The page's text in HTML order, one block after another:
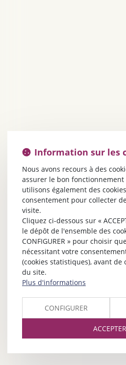
Information sur les
Nous avons recours à des
assurer le bon fonctionnement
utilisons également des
consentement pour collecter
visite.
Cliquez ci-dessous sur «
le dépôt de l'ensemble des
CONFIGURER » pour choisir
nécessitant votre
(cookies statistiques), avant
du site.
Plus d'informations
CONFIGURER
ACCEPTER